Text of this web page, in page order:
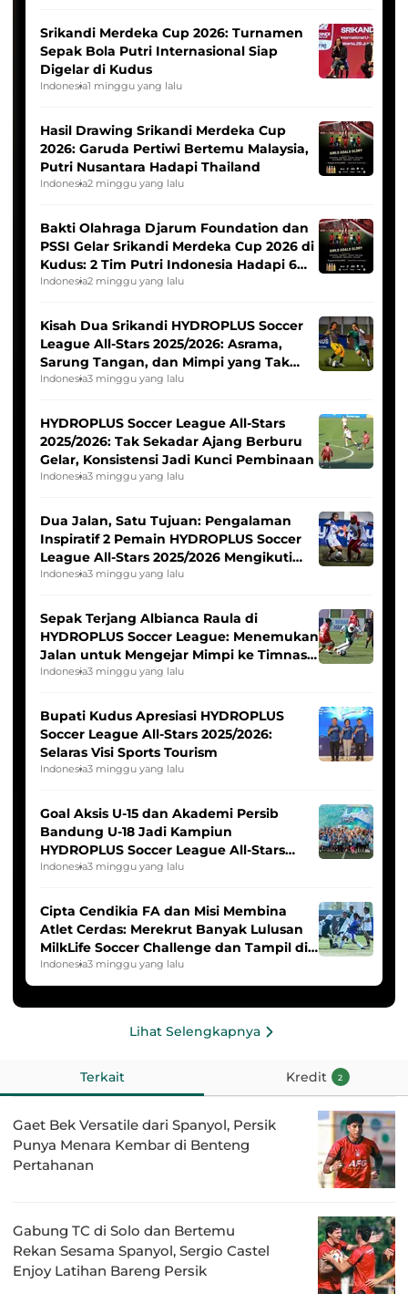
Srikandi Merdeka Cup 2026: Turnamen
Sepak Bola Putri Internasional Siap
Digelar di Kudus
Indonesia1 minggu yang lalu
Hasil Drawing Srikandi Merdeka Cup
2026: Garuda Pertiwi Bertemu Malaysia,
Putri Nusantara Hadapi Thailand
Indonesia2 minggu yang lalu
Bakti Olahraga Djarum Foundation dan
PSSI Gelar Srikandi Merdeka Cup 2026 di
Kudus: 2 Tim Putri Indonesia Hadapi 6
Tim Asia
Indonesia2 minggu yang lalu
Kisah Dua Srikandi HYDROPLUS Soccer
League All-Stars 2025/2026: Asrama,
Sarung Tangan, dan Mimpi yang Tak
Pernah Padam
Indonesia3 minggu yang lalu
HYDROPLUS Soccer League All-Stars
2025/2026: Tak Sekadar Ajang Berburu
Gelar, Konsistensi Jadi Kunci Pembinaan
Indonesia3 minggu yang lalu
Dua Jalan, Satu Tujuan: Pengalaman
Inspiratif 2 Pemain HYDROPLUS Soccer
League All-Stars 2025/2026 Mengikuti
Seleksi Timnas Indonesia Putri
Indonesia3 minggu yang lalu
Sepak Terjang Albianca Raula di
HYDROPLUS Soccer League: Menemukan
Jalan untuk Mengejar Mimpi ke Timnas
Indonesia Putri
Indonesia3 minggu yang lalu
Bupati Kudus Apresiasi HYDROPLUS
Soccer League All-Stars 2025/2026:
Selaras Visi Sports Tourism
Indonesia3 minggu yang lalu
Goal Aksis U-15 dan Akademi Persib
Bandung U-18 Jadi Kampiun
HYDROPLUS Soccer League All-Stars
2025/2026
Indonesia3 minggu yang lalu
Cipta Cendikia FA dan Misi Membina
Atlet Cerdas: Merekrut Banyak Lulusan
MilkLife Soccer Challenge dan Tampil di
HYDROPLUS Soccer League
Indonesia3 minggu yang lalu
Lihat Selengkapnya
Terkait Kredit 2
Gaet Bek Versatile dari Spanyol, Persik
Punya Menara Kembar di Benteng
Pertahanan
Gabung TC di Solo dan Bertemu
Rekan Sesama Spanyol, Sergio Castel
Enjoy Latihan Bareng Persik